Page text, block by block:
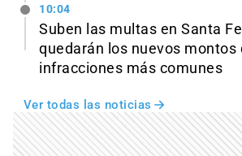
10:04
Suben las multas en Santa
quedarán los nuevos montos
infracciones más comunes
Ver todas las noticias